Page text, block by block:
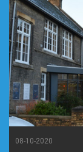
08-10-2020